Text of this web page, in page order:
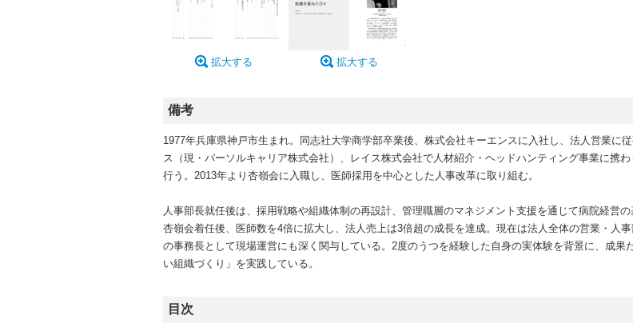
拡大する 拡大する
備考
1977年兵庫県神戸市生まれ。同志社大学商学部卒業後、株式会社キーエンスに入社し、法人営業に
ス（現・パーソルキャリア株式会社）、レイス株式会社で人材紹介・ヘッドハンティング事業に携
行う。2013年より杏嶺会に入職し、医師採用を中心とした人事改革に取り組む。
人事部長就任後は、採用戦略や組織体制の再設計、管理職層のマネジメント支援を通じて病院経営
杏嶺会着任後、医師数を4倍に拡大し、法人売上は3倍超の成長を達成。現在は法人全体の営業・人
の事務長として現場運営にも深く関与している。2度のうつを経験した自身の実体験を背景に、成果
い組織づくり」を実践している。
目次